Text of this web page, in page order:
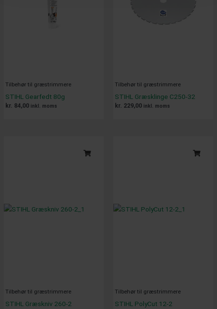
Tilbehør til græstrimmere
STIHL Gearfedt 80g
kr. 84,00 inkl. moms
Tilbehør til græstrimmere
STIHL Græsklinge C250-32
kr. 229,00 inkl. moms
Tilbehør til græstrimmere
STIHL Græskniv 260-2
Tilbehør til græstrimmere
STIHL PolyCut 12-2